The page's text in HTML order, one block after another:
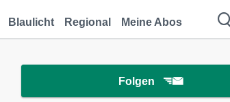
Blaulicht Regional Meine Abos
Folgen